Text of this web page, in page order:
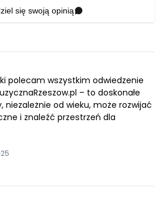
się swoją opinią
polecam wszystkim odwiedzenie
– to doskonałe
niezależnie od wieku, może rozwijać
i znaleźć przestrzeń dla